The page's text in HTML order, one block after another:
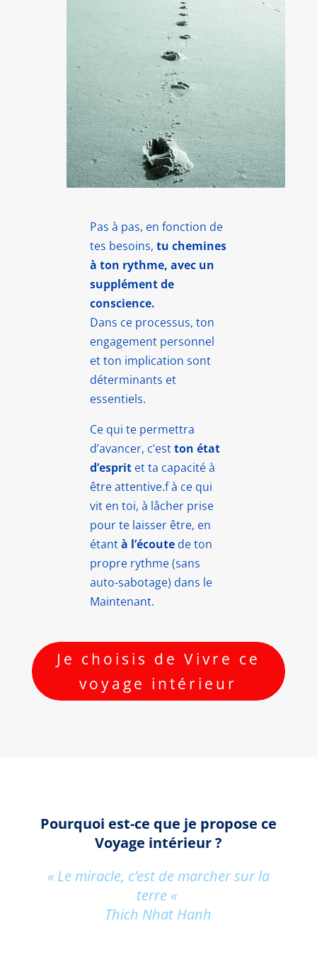
Pas à pas, en fonction de
tes besoins, tu chemines
à ton rythme, avec un
supplément de
conscience.
Dans ce processus, ton
engagement personnel
et ton implication sont
déterminants et
essentiels.
Ce qui te permettra
d’avancer, c’estton état
d’espritet ta capacité à
être attentive.f à ce qui
vit en toi, à lâcher prise
pour te laisser être, en
étantà l’écoutede ton
propre rythme (sans
auto-sabotage) dans le
Maintenant.
Je choisis de Vivre ce
voyage intérieur
Pourquoi est-ce que je propose ce
Voyage intérieur ?
«Le miracle, c’est de marcher sur la
terre «
Thich Nhat Hanh